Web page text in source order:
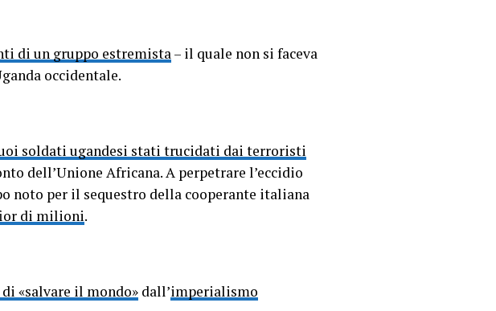
di un gruppo estremista– il quale non si faceva
occidentale.
soldati ugandesi stati trucidati dai terroristi
dell’Unione Africana. A perpetrare l’eccidio
noto per il sequestro della cooperante italiana
di milioni.
«salvare il mondo» dall’imperialismo